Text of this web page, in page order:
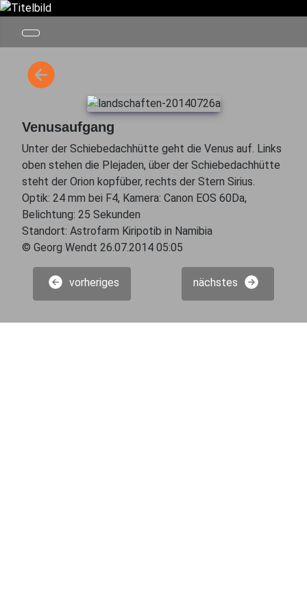
Venusaufgang
Unter der Schiebedachhütte geht die Venus auf. Links
oben stehen die Plejaden, über der Schiebedachhütte
steht der Orion kopfüber, rechts der Stern Sirius.
Optik: 24 mm bei F4, Kamera: Canon EOS 60Da,
Belichtung: 25 Sekunden
Standort: Astrofarm Kiripotib in Namibia
© Georg Wendt 26.07.2014 05:05
vorheriges nächstes